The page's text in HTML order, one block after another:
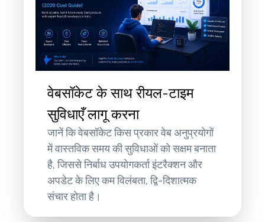
वेबसॉकेट के साथ रीयल-टाइम
सुविधाएँ लागू करना
जानें कि वेबसॉकेट किस प्रकार वेब अनुप्रयोगों
में वास्तविक समय की सुविधाओं को सक्षम बनाता
है, जिससे निर्बाध उपयोगकर्ता इंटरैक्शन और
अपडेट के लिए कम विलंबता, द्वि-दिशात्मक
संचार होता है।